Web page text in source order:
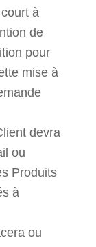
à
de
pour
mise à
devra
ou
Produits
à
ou